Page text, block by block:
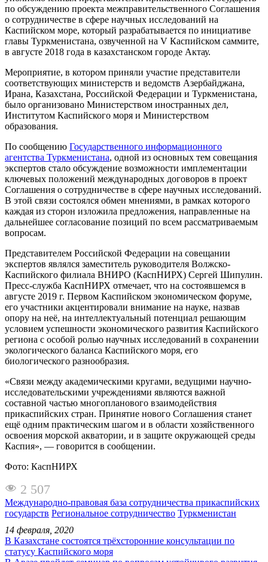
по обсуждению проекта межправительственного Соглашения
о сотрудничестве в сфере научных исследований на
Каспийском море, который разрабатывается по инициативе
главы Туркменистана, озвученной на V Каспийском саммите,
в августе 2018 года в казахстанском городе Актау.
Мероприятие, в котором приняли участие представители
соответствующих министерств и ведомств Азербайджана,
Ирана, Казахстана, Российской Федерации и Туркменистана,
было организовано Министерством иностранных дел,
Институтом Каспийского моря и Министерством
образования.
По сообщению Государственного информационного
агентства Туркменистана, одной из основных тем совещания
экспертов стало обсуждение возможности имплементации
ключевых положений международных договоров в проект
Соглашения о сотрудничестве в сфере научных исследований.
В этой связи состоялся обмен мнениями, в рамках которого
каждая из сторон изложила предложения, направленные на
дальнейшее согласование позиций по всем рассматриваемым
вопросам.
Представителем Российской Федерации на совещании
экспертов являлся заместитель руководителя Волжско-
Каспийского филиала ВНИРО (КаспНИРХ) Сергей Шипулин.
Пресс-служба КаспНИРХ отмечает, что на состоявшемся в
августе 2019 г. Первом Каспийском экономическом форуме,
его участники акцентировали внимание на науке, назвав
опору на неё, на интеллектуальный потенциал решающим
условием успешности экономического развития Каспийского
региона с особой ролью научных исследований в сохранении
экологического баланса Каспийского моря, его
биологического разнообразия.
«Связи между академическими кругами, ведущими научно-
исследовательскими учреждениями являются важной
составной частью многопланового взаимодействия
прикаспийских стран. Принятие нового Соглашения станет
ещё одним практическим шагом и в области хозяйственного
освоения морской акватории, и в защите окружающей среды
Каспия», — говорится в сообщении.
Фото: КаспНИРХ
2 507
Международно-правовая база сотрудничества прикаспийских
государств Региональное сотрудничество Туркменистан
14 февраля, 2020
В Казахстане состоятся трёхсторонние консультации по
статусу Каспийского моря